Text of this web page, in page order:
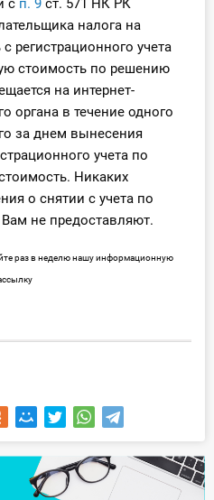
с п. 9 ст. 571 НК РК
налога на
регистрационного учета
стоимость по решению
на интернет-
органа в течение одного
за днем вынесения
учета по
Никаких
о снятии с учета по
не предоставляют.
раз в неделю нашу информационную